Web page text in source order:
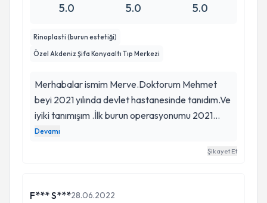
5.0 5.0 5.0
Rinoplasti (burun estetiği)
Özel Akdeniz Şifa Konyaaltı Tıp Merkezi
Merhabalar ismim Merve.Doktorum Mehmet
beyi 2021 yılında devlet hastanesinde tanıdım.Ve
iyiki tanımışım .İlk burun operasyonumu 2021
yılında Mehmet hocama oldum ve yaklaşık 25
kaynaklıdır.Doktorumla alakalı yanlış bişe
Devamı
Şikayet Et
F*** S***28.06.2022